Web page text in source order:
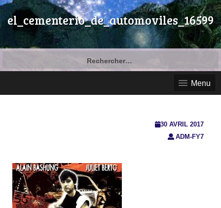
el_cementerio_de_automoviles_16599
Menu
30 AVRIL 2017
ADM-FY7